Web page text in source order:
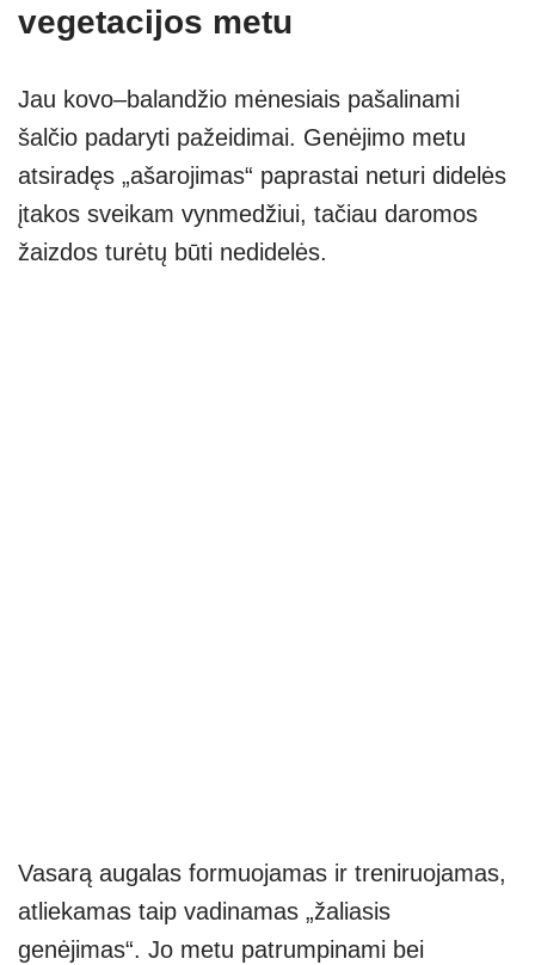
vegetacijos metu
Jau kovo–balandžio mėnesiais pašalinami
šalčio padaryti pažeidimai. Genėjimo metu
atsiradęs „ašarojimas“ paprastai neturi didelės
įtakos sveikam vynmedžiui, tačiau daromos
žaizdos turėtų būti nedidelės.
Vasarą augalas formuojamas ir treniruojamas,
atliekamas taip vadinamas „žaliasis
genėjimas“. Jo metu patrumpinami bei